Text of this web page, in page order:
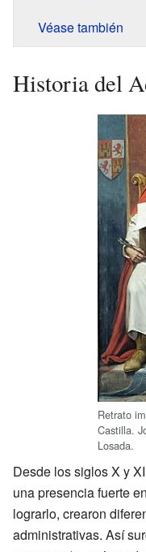
Véase también
Historia del
Retrato
Castilla.
Losada.
Desde los siglos X y
una presencia fuerte
lograrlo, crearon
administrativas. Así